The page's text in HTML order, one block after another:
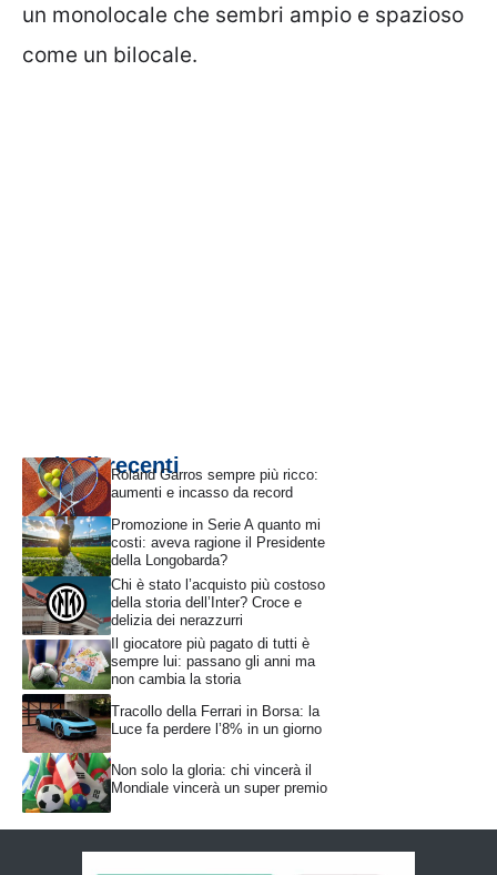
un monolocale che sembri ampio e spazioso
come un bilocale.
Articoli recentiRoland Garros sempre più ricco:
aumenti e incasso da record
Promozione in Serie A quanto mi
costi: aveva ragione il Presidente
della Longobarda?
Chi è stato l’acquisto più costoso
della storia dell’Inter? Croce e
delizia dei nerazzurri
Il giocatore più pagato di tutti è
sempre lui: passano gli anni ma
non cambia la storia
Tracollo della Ferrari in Borsa: la
Luce fa perdere l’8% in un giorno
Non solo la gloria: chi vincerà il
Mondiale vincerà un super premio